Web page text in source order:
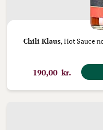
Chili Klaus,Hot Sauce
190,00 kr.